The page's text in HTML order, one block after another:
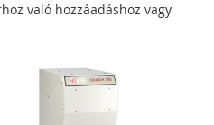
való hozzáadáshoz vagy